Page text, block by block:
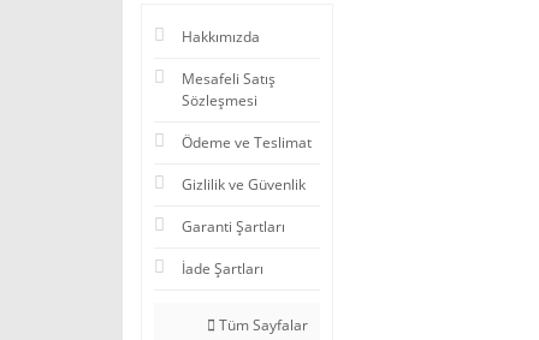
Hakkımızda
Mesafeli Satış
Sözleşmesi
Ödeme ve Teslimat
Gizlilik ve Güvenlik
Garanti Şartları
İade Şartları
Tüm Sayfalar